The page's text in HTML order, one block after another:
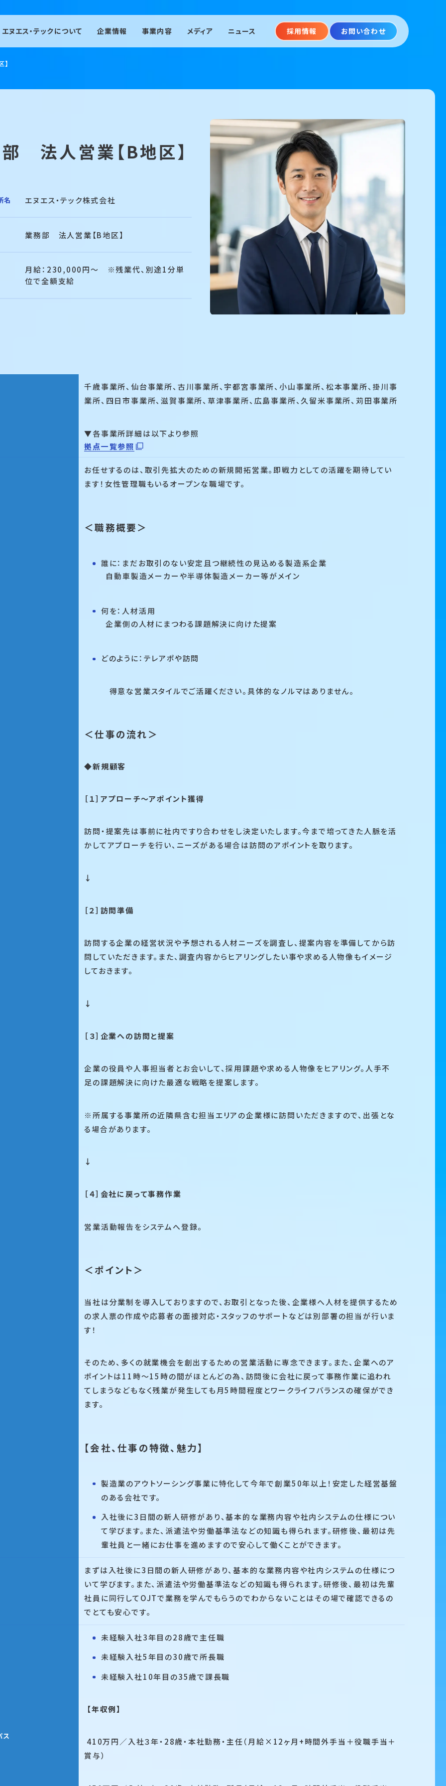
エヌエス・テックについて 企業情報 事業内容
人材派遣事業
紹介予定派遣事業
メディア ニュース 採用情報 お問い合わせ
　法人営業【B地区】
名 エヌエス・テック株式会社
業務部 法人営業【B地区】
月給：230,000円～ ※残業代、別途1分単
位で全額⽀給
千歳事業所、仙台事業所、古川事業所、宇都宮事業所、小山事業所、松本事業所、掛川事
業所、四日市事業所、滋賀事業所、草津事業所、広島事業所、久留米事業所、苅田事業所
▼各事業所詳細は以下より参照
拠点一覧参照
お任せするのは、取引先拡大のための新規開拓営業。即戦力としての活躍を期待してい
ます！女性管理職もいるオープンな職場です。
＜職務概要＞
誰に：まだお取引のない安定且つ継続性の見込める製造系企業
自動車製造メーカーや半導体製造メーカー等がメイン
何を：人材活用
企業側の人材にまつわる課題解決に向けた提案
どのように：テレアポや訪問
得意な営業スタイルでご活躍ください。具体的なノルマはありません。
＜仕事の流れ＞
◆新規顧客
［１］アプローチ～アポイント獲得
訪問・提案先は事前に社内ですり合わせをし決定いたします。今まで培ってきた人脈を活
かしてアプローチを行い、ニーズがある場合は訪問のアポイントを取ります。
↓
［２］訪問準備
訪問する企業の経営状況や予想される人材ニーズを調査し、提案内容を準備してから訪
問していただきます。また、調査内容からヒアリングしたい事や求める人物像もイメージ
しておきます。
↓
［３］企業への訪問と提案
企業の役員や人事担当者とお会いして、採用課題や求める人物像をヒアリング。人手不
足の課題解決に向けた最適な戦略を提案します。
※所属する事業所の近隣県含む担当エリアの企業様に訪問いただきますので、出張とな
る場合があります。
↓
［４］会社に戻って事務作業
営業活動報告をシステムへ登録。
＜ポイント＞
当社は分業制を導入しておりますので、お取引となった後、企業様へ人材を提供するため
の求人票の作成や応募者の面接対応・スタッフのサポートなどは別部署の担当が行いま
す！
そのため、多くの就業機会を創出するための営業活動に専念できます。また、企業へのア
ポイントは11時～15時の間がほとんどの為、訪問後に会社に戻って事務作業に追われ
てしまうなどもなく残業が発生しても月5時間程度とワークライフバランスの確保ができ
ます。
【会社、仕事の特徴、魅力】
製造業のアウトソーシング事業に特化して今年で創業50年以上！安定した経営基盤
のある会社です。
入社後に3日間の新人研修があり、基本的な業務内容や社内システムの仕様につい
て学びます。また、派遣法や労働基準法などの知識も得られます。研修後、最初は先
輩社員と一緒にお仕事を進めますので安心して働くことができます。
まずは入社後に3日間の新人研修があり、基本的な業務内容や社内システムの仕様につ
いて学びます。また、派遣法や労働基準法などの知識も得られます。研修後、最初は先輩
社員に同行してOJTで業務を学んでもらうのでわからないことはその場で確認できるの
でとても安心です。
ス
未経験入社3年目の28歳で主任職
未経験入社5年目の30歳で所長職
未経験入社10年目の35歳で課長職
【年収例】
410万円／入社３年・28歳・本社勤務・主任（月給×12ヶ月+時間外手当＋役職手当＋
賞与）